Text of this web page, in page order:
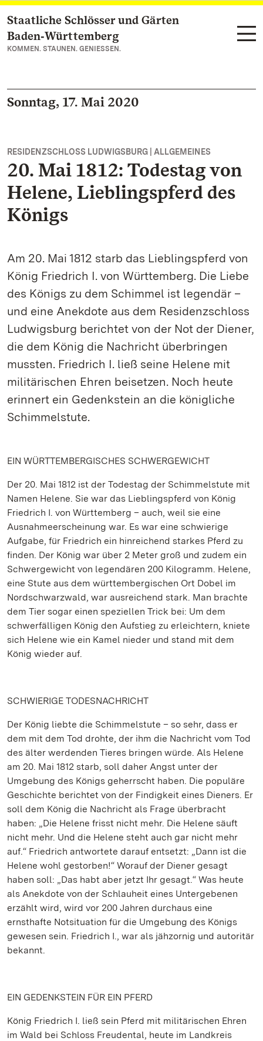
Zum Hauptinhalt springen
Staatliche Schlösser und Gärten
Baden‑Württemberg
KOMMEN. STAUNEN. GENIESSEN.
Sonntag, 17. Mai 2020
RESIDENZSCHLOSS LUDWIGSBURG | ALLGEMEINES
20. Mai 1812: Todestag von
Helene, Lieblingspferd des
Königs
Am 20. Mai 1812 starb das Lieblingspferd von
König Friedrich I. von Württemberg. Die Liebe
des Königs zu dem Schimmel ist legendär –
und eine Anekdote aus dem Residenzschloss
Ludwigsburg berichtet von der Not der Diener,
die dem König die Nachricht überbringen
mussten. Friedrich I. ließ seine Helene mit
militärischen Ehren beisetzen. Noch heute
erinnert ein Gedenkstein an die königliche
Schimmelstute.
EIN WÜRTTEMBERGISCHES SCHWERGEWICHT
Der 20. Mai 1812 ist der Todestag der Schimmelstute mit
Namen Helene. Sie war das Lieblingspferd von König
Friedrich I. von Württemberg – auch, weil sie eine
Ausnahmeerscheinung war. Es war eine schwierige
Aufgabe, für Friedrich ein hinreichend starkes Pferd zu
finden. Der König war über 2 Meter groß und zudem ein
Schwergewicht von legendären 200 Kilogramm. Helene,
eine Stute aus dem württembergischen Ort Dobel im
Nordschwarzwald, war ausreichend stark. Man brachte
dem Tier sogar einen speziellen Trick bei: Um dem
schwerfälligen König den Aufstieg zu erleichtern, kniete
sich Helene wie ein Kamel nieder und stand mit dem
König wieder auf.
SCHWIERIGE TODESNACHRICHT
Der König liebte die Schimmelstute – so sehr, dass er
dem mit dem Tod drohte, der ihm die Nachricht vom Tod
des älter werdenden Tieres bringen würde. Als Helene
am 20. Mai 1812 starb, soll daher Angst unter der
Umgebung des Königs geherrscht haben. Die populäre
Geschichte berichtet von der Findigkeit eines Dieners. Er
soll dem König die Nachricht als Frage überbracht
haben: „Die Helene frisst nicht mehr. Die Helene säuft
nicht mehr. Und die Helene steht auch gar nicht mehr
auf.“ Friedrich antwortete darauf entsetzt: „Dann ist die
Helene wohl gestorben!“ Worauf der Diener gesagt
haben soll: „Das habt aber jetzt Ihr gesagt.“ Was heute
als Anekdote von der Schlauheit eines Untergebenen
erzählt wird, wird vor 200 Jahren durchaus eine
ernsthafte Notsituation für die Umgebung des Königs
gewesen sein. Friedrich I., war als jähzornig und autoritär
bekannt.
EIN GEDENKSTEIN FÜR EIN PFERD
König Friedrich I. ließ sein Pferd mit militärischen Ehren
im Wald bei Schloss Freudental, heute im Landkreis